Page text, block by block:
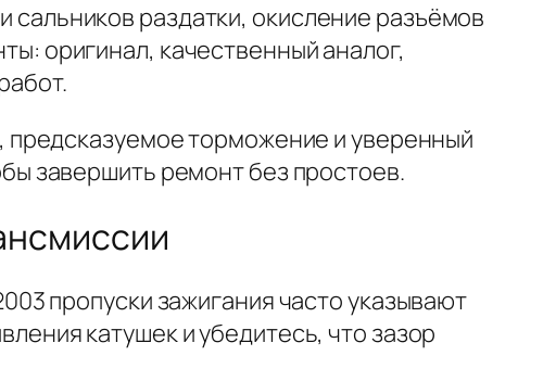
сальников раздатки, окисление разъёмов
оригинал, качественный аналог,
предсказуемое торможение и уверенный
завершить ремонт без простоев.
пропуски зажигания часто указывают
катушек и убедитесь, что зазор